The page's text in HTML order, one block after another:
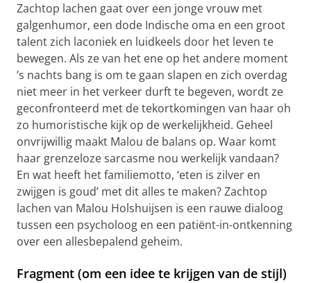
Zachtop lachen gaat over een jonge vrouw met
galgenhumor, een dode Indische oma en een groot
talent zich laconiek en luidkeels door het leven te
bewegen. Als ze van het ene op het andere moment
’s nachts bang is om te gaan slapen en zich overdag
niet meer in het verkeer durft te begeven, wordt ze
geconfronteerd met de tekortkomingen van haar oh
zo humoristische kijk op de werkelijkheid. Geheel
onvrijwillig maakt Malou de balans op. Waar komt
haar grenzeloze sarcasme nou werkelijk vandaan?
En wat heeft het familiemotto, ‘eten is zilver en
zwijgen is goud’ met dit alles te maken? Zachtop
lachen van Malou Holshuijsen is een rauwe dialoog
tussen een psycholoog en een patiënt-in-ontkenning
over een allesbepalend geheim.
Fragment (om een idee te krijgen van de stijl)